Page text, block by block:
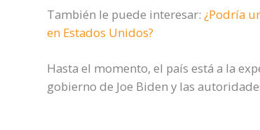
También le puede interesar: ¿Podría
en Estados Unidos?
Hasta el momento, el país está a la
gobierno de Joe Biden y las